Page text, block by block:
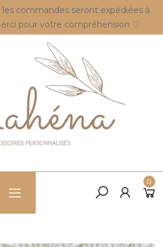
commandes seront expédiées à
pour votre compréhension ♡
0